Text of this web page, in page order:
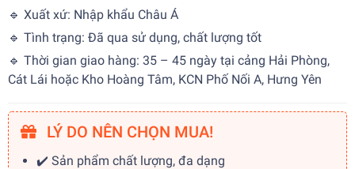
🔹 Xuất xứ: Nhập khẩu Châu Á
🔹 Tình trạng: Đã qua sử dụng, chất lượng tốt
🔹 Thời gian giao hàng: 35 – 45 ngày tại cảng Hải Phòng,
Cát Lái hoặc Kho Hoàng Tâm, KCN Phố Nối A, Hưng Yên
LÝ DO NÊN CHỌN MUA!
✔️ Sản phẩm chất lượng, đa dạng